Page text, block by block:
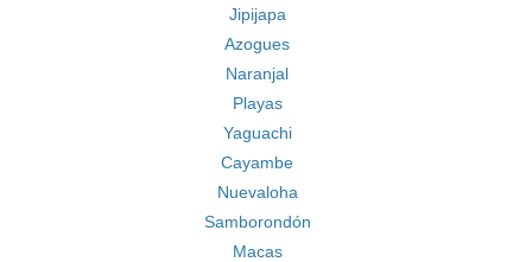
Jipijapa
Azogues
Naranjal
Playas
Yaguachi
Cayambe
Nuevaloha
Samborondón
Macas